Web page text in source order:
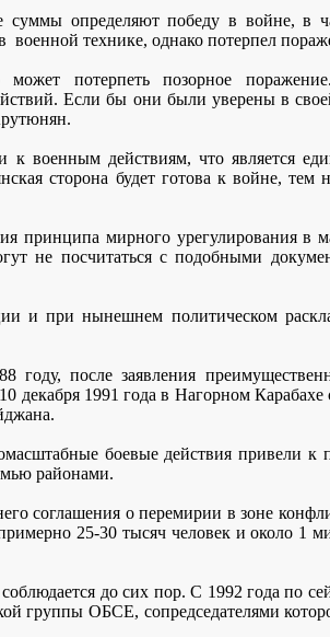
суммы определяют победу в войне, в
военной технике, однако потерпел
потерпеть позорное
Если бы они были уверены в
к военным действиям, что является
сторона будет готова к войне, тем
принципа мирного урегулирования в
не посчитаться с подобными
и при нынешнем политическом
после заявления
декабря 1991 года в Нагорном Карабахе
боевые действия привели к
районами.
соглашения о перемирии в зоне
примерно 25-30 тысяч человек и около
до сих пор. С 1992 года по
группы ОБСЕ, сопредседателями